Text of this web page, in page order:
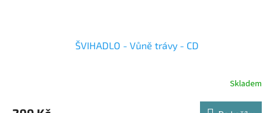
ŠVIHADLO - Vůně trávy - CD
Skladem